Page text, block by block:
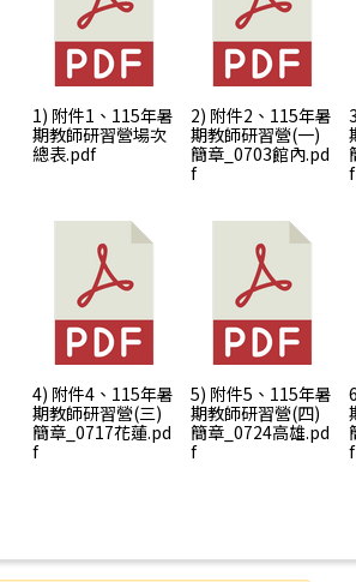
1) 附件1、115年暑
期教師研習營場次
總表.pdf
2) 附件2、115年暑
期教師研習營(一)
簡章_0703館內.pd
f
f
4) 附件4、115年暑
期教師研習營(三)
簡章_0717花蓮.pd
f
5) 附件5、115年暑
期教師研習營(四)
簡章_0724高雄.pd
f
f